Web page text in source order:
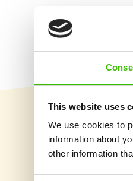
This website uses
We use cookies to
information about
other information